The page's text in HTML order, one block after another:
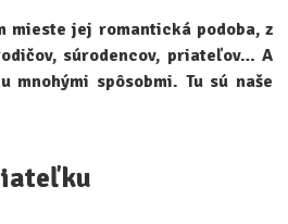
mieste jej romantická podoba, z
súrodencov, priateľov… A
spôsobmi. Tu sú naše